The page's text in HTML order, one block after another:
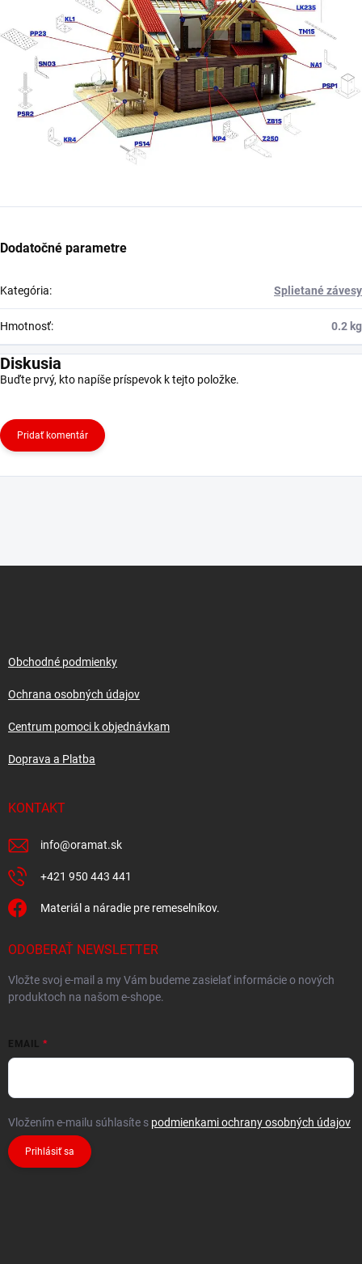
Dodatočné parametre
Kategória: Splietané závesy
Hmotnosť: 0.2 kg
Diskusia
Buďte prvý, kto napíše príspevok k tejto položke.
Pridať komentár
Obchodné podmienky
Ochrana osobných údajov
Centrum pomoci k objednávkam
Doprava a Platba
KONTAKT
info@oramat.sk
+421 950 443 441
Materiál a náradie pre remeselníkov.
ODOBERAŤ NEWSLETTER
Vložte svoj e-mail a my Vám budeme zasielať informácie o nových
produktoch na našom e-shope.
EMAIL
Vložením e-mailu súhlasíte s podmienkami ochrany osobných údajov
Prihlásiť sa